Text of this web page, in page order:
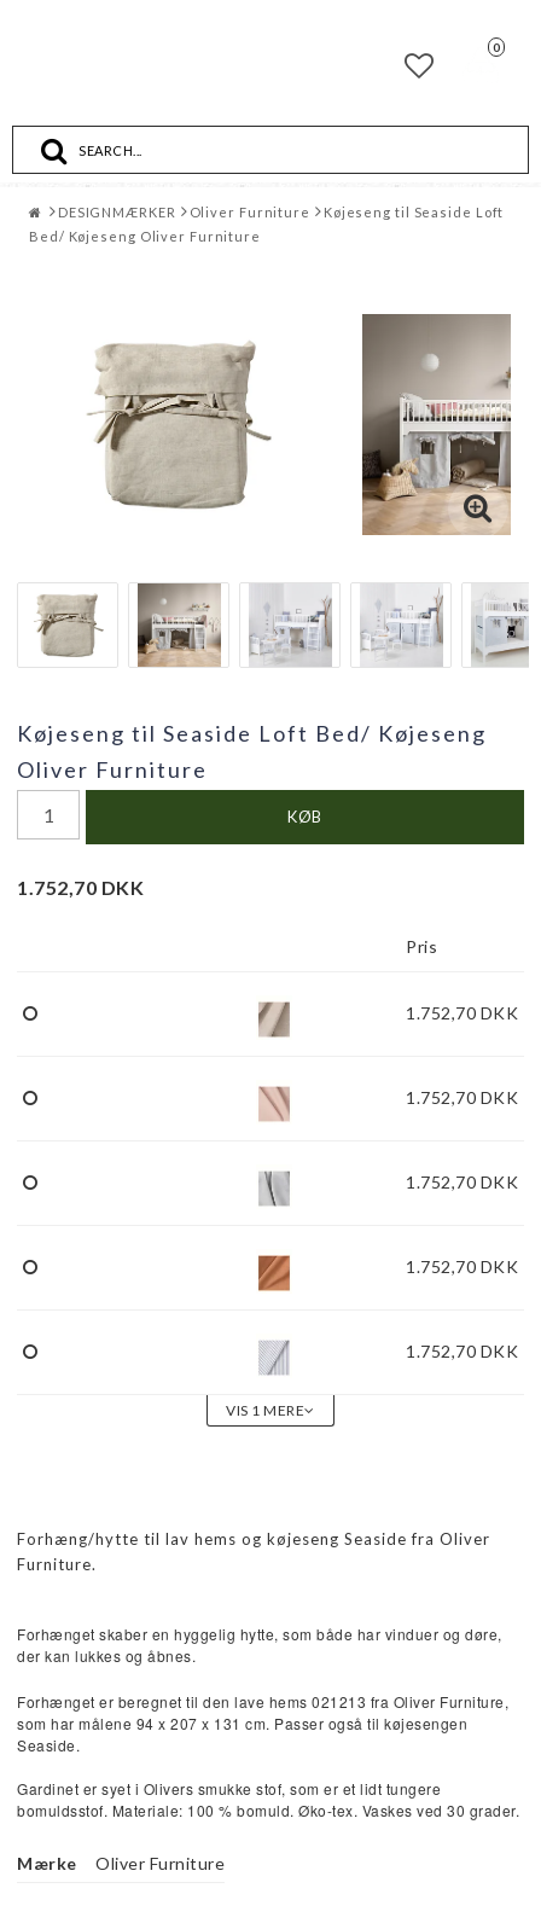
0
DESIGNMÆRKER Oliver Furniture
Køjeseng til Seaside Loft
Bed/ Køjeseng Oliver Furniture
Køjeseng til Seaside Loft Bed/ Køjeseng
Oliver Furniture
KØB
1.752,70 DKK
Pris
1.752,70 DKK
1.752,70 DKK
1.752,70 DKK
1.752,70 DKK
1.752,70 DKK
VIS 1 MERE
Forhæng/hytte til lav hems og køjeseng Seaside fra Oliver
Furniture.
Forhænget skaber en hyggelig hytte, som både har vinduer og døre,
der kan lukkes og åbnes.
Forhænget er beregnet til den lave hems 021213 fra Oliver Furniture,
som har målene 94 x 207 x 131 cm. Passer også til køjesengen
Seaside.
Gardinet er syet i Olivers smukke stof, som er et lidt tungere
bomuldsstof. Materiale: 100 % bomuld. Øko-tex. Vaskes ved 30 grader.
Mærke Oliver Furniture